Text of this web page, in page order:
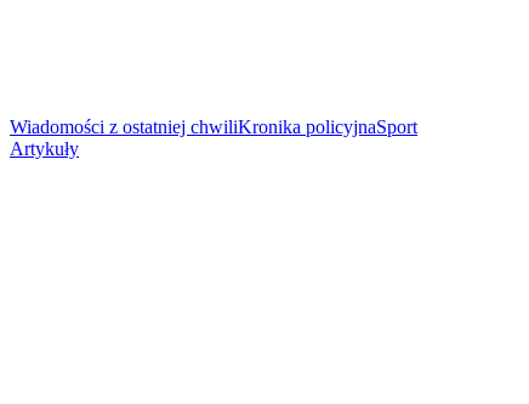
Wiadomości z ostatniej chwiliKronika policyjnaSport
Artykuły